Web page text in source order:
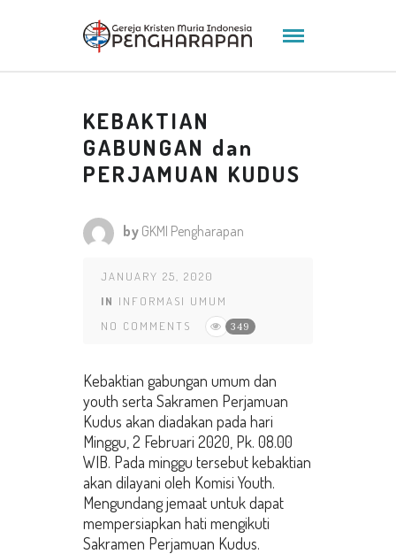
KEBAKTIAN
GABUNGAN dan
PERJAMUAN KUDUS
by GKMI Pengharapan
JANUARY 25, 2020
IN INFORMASI UMUM
NO COMMENTS
349
Kebaktian gabungan umum dan
youth serta Sakramen Perjamuan
Kudus akan diadakan pada hari
Minggu, 2 Februari 2020, Pk. 08.00
WIB. Pada minggu tersebut kebaktian
akan dilayani oleh Komisi Youth.
Mengundang jemaat untuk dapat
mempersiapkan hati mengikuti
Sakramen Perjamuan Kudus.